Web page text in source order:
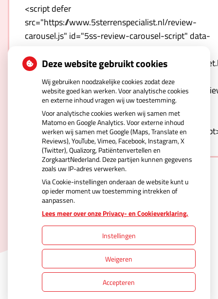
<script defer
src="https://www.5sterrenspecialist.nl/review-
carousel.js" id="5ss-review-carousel-script" data-
template="https://www.5sterrenspecialist.nl/
hash=qnwZULNO1T-
carousel&webshop-or-
regular=regular&orientation=portrait&logo-
color=blue&background=white&border=1"></
Uw Zorg Online|Beheer
|Cookie-instellingen
Voorwaarden
Deze website gebruikt cookies
Wij gebruiken noodzakelijke cookies zodat deze
website goed kan werken. Voor analytische cookies
en externe inhoud vragen wij uw toestemming.
Voor analytische cookies werken wij samen met
Matomo en Google Analytics. Voor externe inhoud
werken wij samen met Google (Maps, Translate en
Reviews), YouTube, Vimeo, Facebook, Instagram, X
(Twitter), Qualizorg, Patiëntenvertellen en
ZorgkaartNederland. Deze partijen kunnen gegevens
zoals uw IP-adres verwerken.
Via Cookie-instellingen onderaan de website kunt u
op ieder moment uw toestemming intrekken of
aanpassen.
Lees meer over onze Privacy- en Cookieverklaring.
Instellingen
Weigeren
Accepteren